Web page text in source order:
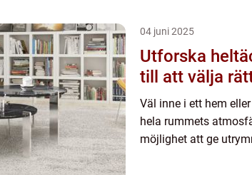
04 juni 2025
Utforska
till att välja
Väl inne i ett hem
hela rummets
möjlighet att ge